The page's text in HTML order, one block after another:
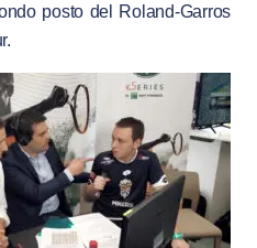
posto del Roland-Garros